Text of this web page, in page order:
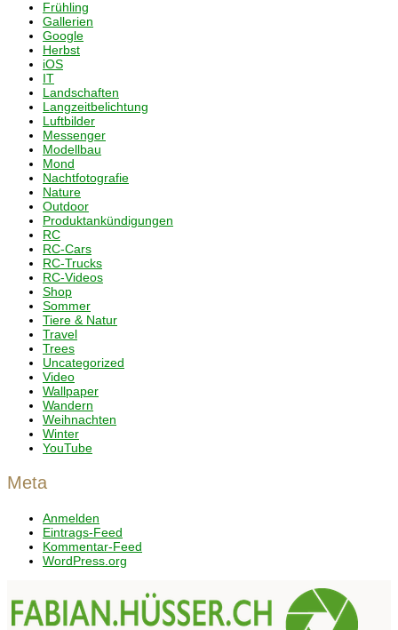
Frühling
Gallerien
Google
Herbst
iOS
IT
Landschaften
Langzeitbelichtung
Luftbilder
Messenger
Modellbau
Mond
Nachtfotografie
Nature
Outdoor
Produktankündigungen
RC
RC-Cars
RC-Trucks
RC-Videos
Shop
Sommer
Tiere & Natur
Travel
Trees
Uncategorized
Video
Wallpaper
Wandern
Weihnachten
Winter
YouTube
Meta
Anmelden
Eintrags-Feed
Kommentar-Feed
WordPress.org